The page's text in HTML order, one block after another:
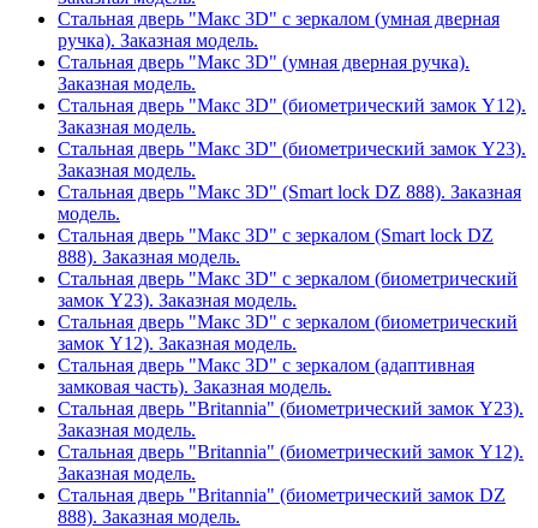
Стальная дверь "Макс 3D" с зеркалом (умная дверная
ручка). Заказная модель.
Стальная дверь "Макс 3D" (умная дверная ручка).
Заказная модель.
Стальная дверь "Макс 3D" (биометрический замок Y12).
Заказная модель.
Стальная дверь "Макс 3D" (биометрический замок Y23).
Заказная модель.
Стальная дверь "Макс 3D" (Smart lock DZ 888). Заказная
модель.
Стальная дверь "Макс 3D" с зеркалом (Smart lock DZ
888). Заказная модель.
Стальная дверь "Макс 3D" с зеркалом (биометрический
замок Y23). Заказная модель.
Стальная дверь "Макс 3D" с зеркалом (биометрический
замок Y12). Заказная модель.
Стальная дверь "Макс 3D" с зеркалом (адаптивная
замковая часть). Заказная модель.
Стальная дверь "Britannia" (биометрический замок Y23).
Заказная модель.
Стальная дверь "Britannia" (биометрический замок Y12).
Заказная модель.
Стальная дверь "Britannia" (биометрический замок DZ
888). Заказная модель.